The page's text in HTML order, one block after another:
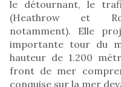
le détournant, le
(Heathrow et
notamment). Elle
importante tour du
hauteur de 1.200
front de mer
conquise sur la mer